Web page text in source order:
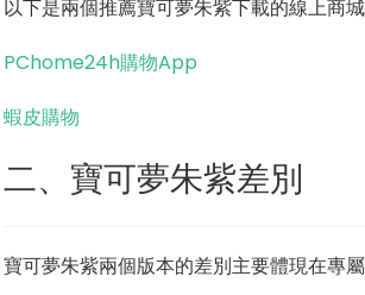
以下是兩個推薦寶可夢朱紫下載的線上商城
PChome24h購物App
蝦皮購物
二、寶可夢朱紫差別
寶可夢朱紫兩個版本的差別主要體現在專